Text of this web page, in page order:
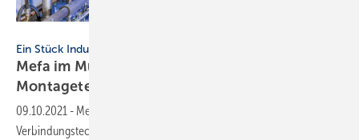
Ein Stück Industriegeschichte
Mefa im Museum für Befestigungs- und
Montagetechnik
09.10.2021 - Mefa ist im Museum „Kocherwerk – Haus der
Verbindungstechnik“ u.a. mit Dübeln aus den Anfangszeiten sowie als